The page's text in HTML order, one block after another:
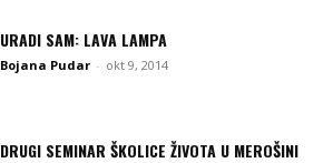
URADI SAM: LAVA LAMPA
Bojana Pudar - okt 9, 2014
DRUGI SEMINAR ŠKOLICE ŽIVOTA U MEROŠINI